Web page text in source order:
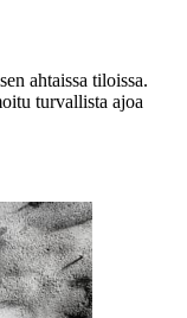
ahtaissa tiloissa.
turvallista ajoa